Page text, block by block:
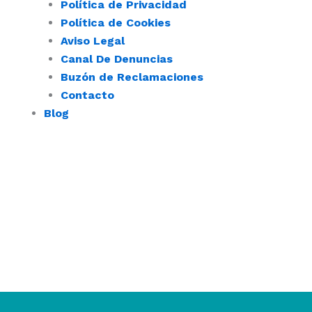
Política de Privacidad
Política de Cookies
Aviso Legal
Canal De Denuncias
Buzón de Reclamaciones
Contacto
Blog